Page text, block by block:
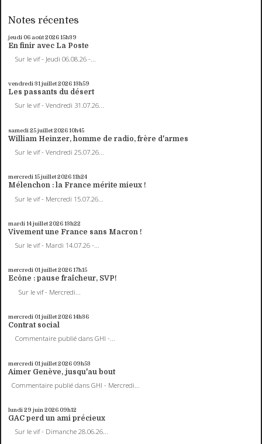
Notes récentes
jeudi 06 août 202615h39
En finir avec La Poste
Sur le vif - Jeudi 06.08.26 -...
vendredi 31juillet 202613h59
Les passants du désert
Sur le vif - Vendredi 31.07.26...
samedi 25juillet 202610h45
William Heinzer, homme de radio, frère d'armes
Sur le vif - Vendredi 25.07.26...
mercredi 15juillet 202611h24
Mélenchon : la France mérite mieux !
Sur le vif - Mercredi 15.07.26...
mardi 14juillet 202613h22
Vivement une France sans Macron !
Sur le vif - Mardi 14.07.26 -...
mercredi 01juillet 202617h15
Ecône : pause fraîcheur, SVP!
Sur le vif - Mercredi...
mercredi 01 juillet 202614h36
Contrat social
Commentaire publié dans GHI -...
mercredi 01 juillet 2026 09h53
Aimer Genève, jusqu'au bout
Commentaire publié dans GHI - Mercredi...
lundi 29 juin 2026 09h12
GAC perd un ami précieux
Sur le vif - Dimanche 28.06.26...